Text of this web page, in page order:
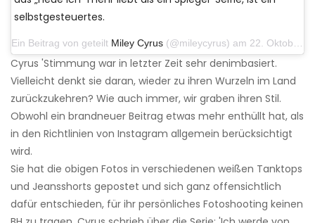
selbstgesteuertes.
Ein Beitrag von geteilt Miley Cyrus (@mileycyrus) am 22. Oktober 2019 um 11:39 Uhr PDT
Cyrus 'Stimmung war in letzter Zeit sehr denimbasiert.
Vielleicht denkt sie daran, wieder zu ihren Wurzeln im Land
zurückzukehren? Wie auch immer, wir graben ihren Stil.
Obwohl ein brandneuer Beitrag etwas mehr enthüllt hat, als
in den Richtlinien von Instagram allgemein berücksichtigt
wird.
Sie hat die obigen Fotos in verschiedenen weißen Tanktops
und Jeansshorts gepostet und sich ganz offensichtlich
dafür entschieden, für ihr persönliches Fotoshooting keinen